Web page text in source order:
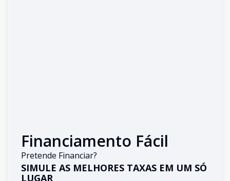
Financiamento Fácil
Pretende Financiar?
SIMULE AS MELHORES TAXAS EM UM SÓ
LUGAR